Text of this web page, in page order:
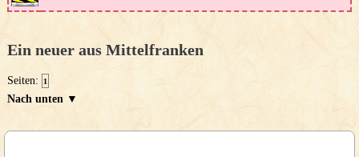
Ein neuer aus Mittelfranken
Seiten: 1
Nach unten ▼